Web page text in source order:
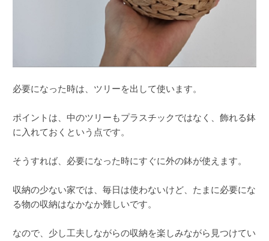
必要になった時は、ツリーを出して使います。
ポイントは、中のツリーもプラスチックではなく、飾れる鉢
に入れておくという点です。
そうすれば、必要になった時にすぐに外の鉢が使えます。
収納の少ない家では、毎日は使わないけど、たまに必要にな
る物の収納はなかなか難しいです。
なので、少し工夫しながらの収納を楽しみながら見つけてい